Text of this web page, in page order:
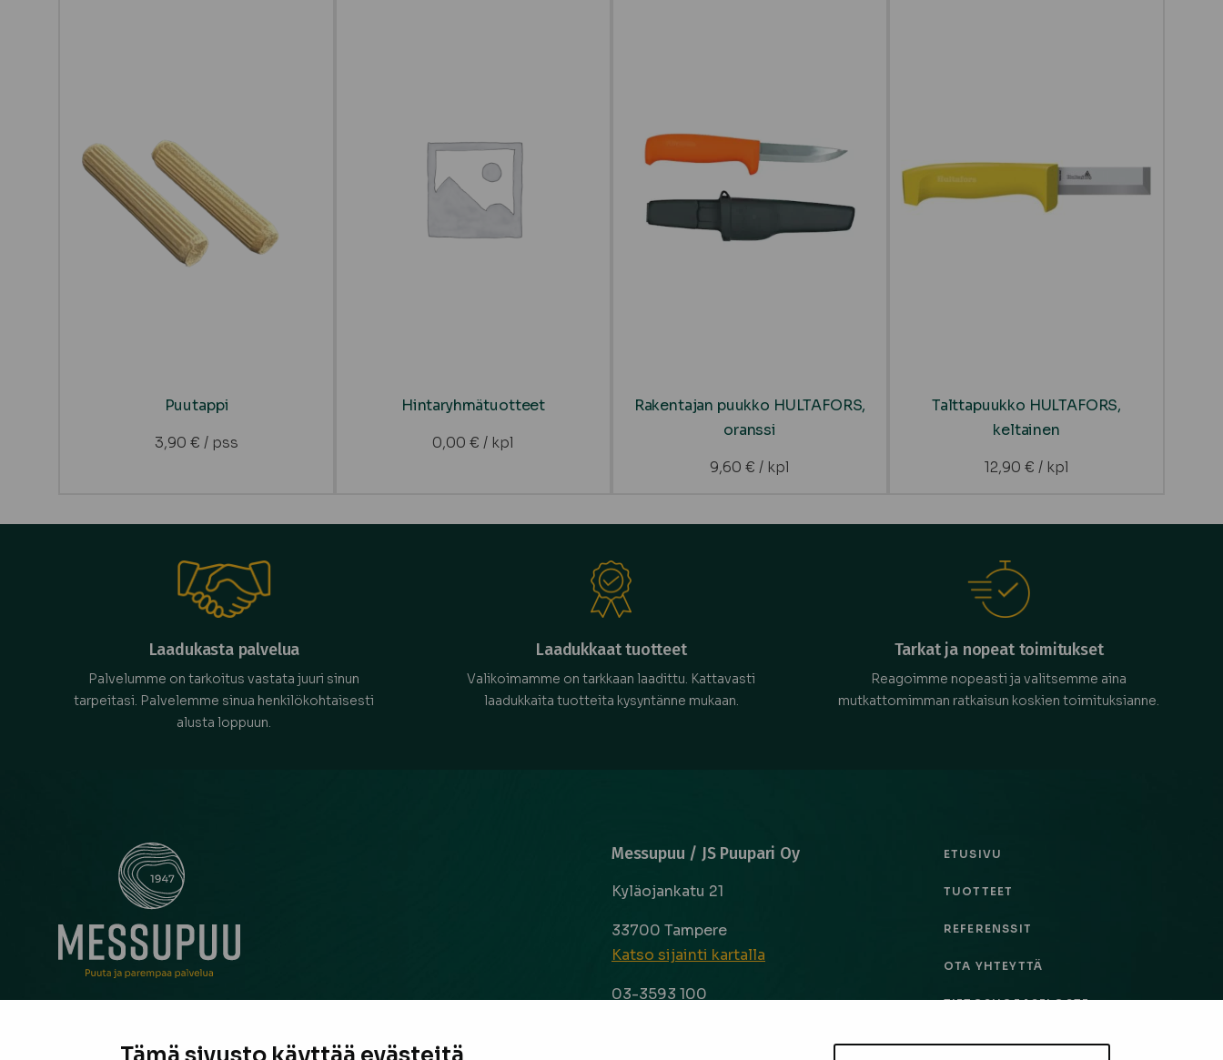
Puutappi
3,90 € / pss
Hintaryhmätuotteet
0,00 € / kpl
Rakentajan puukko HULTAFORS,
oranssi
9,60 € / kpl
Talttapuukko HULTAFORS,
keltainen
12,90 € / kpl
Laadukasta palvelua
Palvelumme on tarkoitus vastata juuri sinun
tarpeitasi. Palvelemme sinua henkilökohtaisesti
alusta loppuun.
Laadukkaat tuotteet
Valikoimamme on tarkkaan laadittu. Kattavasti
laadukkaita tuotteita kysyntänne mukaan.
Tarkat ja nopeat toimitukset
Reagoimme nopeasti ja valitsemme aina
mutkattomimman ratkaisun koskien toimituksianne.
neuvonantaja Pirkanmaalla jo vuodesta 1947. Oli kyse sitten
Messupuu / JS Puupari Oy
Kyläojankatu 21
33700 Tampere
Katso sijainti kartalla
03-3593 100
ETUSIVU
TUOTTEET
REFERENSSIT
OTA YHTEYTTÄ
TIETOSUOJASELOSTE
TILAUS- JA TOIMITUSEHDOT